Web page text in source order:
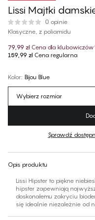
Lissi Majtki
0 opinie
Klasyczne, z poliamidu
79,99 zł Cena dla klubowiczów
159,99 złCena regularna
Kolor: Bijou Blue
Brak sugerowanego
Wybierz rozmiar
Sprawdź
Opis produktu
Lissi Hipster to piękne
hipster zapewniają
doskonałemu zakryciu
się idealnie niezależnie od